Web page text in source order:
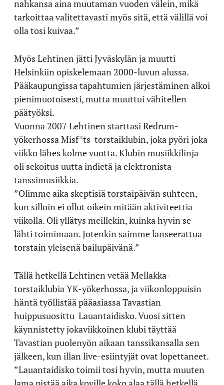
nahkansa aina muutaman vuoden välein, mikä
tarkoittaa valitettavasti myös sitä, että välillä voi
olla tosi kuivaa.”
Myös Lehtinen jätti Jyväskylän ja muutti
Helsinkiin opiskelemaan 2000-luvun alussa.
Pääkaupungissa tapahtumien järjestäminen alkoi
pienimuotoisesti, mutta muuttui vähitellen
päätyöksi.
Vuonna 2007 Lehtinen starttasi Redrum-
yökerhossa Misf*ts-torstaiklubin, joka pyöri joka
viikko lähes kolme vuotta. Klubin musiikkilinja
oli sekoitus uutta indietä ja elektronista
tanssimusiikkia.
”Olimme aika skeptisiä torstaipäivän suhteen,
kun silloin ei ollut oikein mitään aktiviteettia
viikolla. Oli yllätys meillekin, kuinka hyvin se
lähti toimimaan. Jotenkin saimme lanseerattua
torstain yleisenä bailupäivänä.”
Tällä hetkellä Lehtinen vetää Mellakka-
torstaiklubia YK-yökerhossa, ja viikonloppuisin
häntä työllistää pääasiassa Tavastian
huippusuosittu Lauantaidisko. Vuosi sitten
käynnistetty jokaviikkoinen klubi täyttää
Tavastian puolenyön aikaan tanssikansalla sen
jälkeen, kun illan live-esiintyjät ovat lopettaneet.
”Lauantaidisko toimii tosi hyvin, mutta muuten